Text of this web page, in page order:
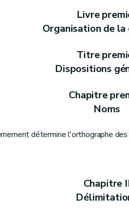
Réunions et délibérations des
Livre
Organisation de la
Titre
Dispositions
Chapitre
Noms
détermine l'orthographe
Chapitre